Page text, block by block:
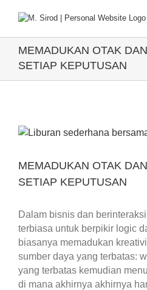
MEMADUKAN OTAK
SETIAP KEPUTUSAN
View
Image
MEMADUKAN OTAK
SETIAP KEPUTUSAN
Dalam bisnis dan
terbiasa untuk berpikir logic
biasanya memadukan
sumber daya yang terbatas:
yang terbatas kemudian
di mana akhirnya akhirnya